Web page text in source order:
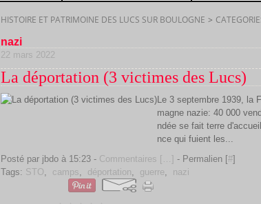
HISTOIRE ET PATRIMOINE DES LUCS SUR BOULOGNE >
nazi
22 mars 2022
La déportation (3 victimes des Lucs)
Le 3 septembre 1939, la
magne nazie: 40 000
ndée se fait terre
nce qui fuient les...
Posté par jbdo à 15:23 - Commentaires [ …] - Permalien [#]
Tags: STO, camps, déportation, guerre, nazi